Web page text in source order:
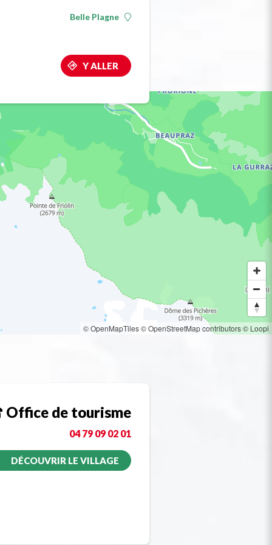
Belle Plagne
Y ALLER
© OpenMapTiles© OpenStreetMap contributors© Loopi
de tourisme
04 79 09 02 01
DÉCOUVRIR LE VILLAGE